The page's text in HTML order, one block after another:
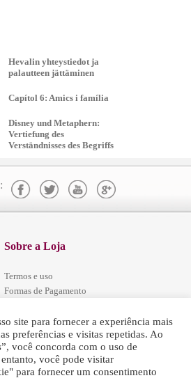
Hevalin yhteystiedot ja
palautteen jättäminen
Capítol 6: Amics i família
Disney und Metaphern:
Vertiefung des
Verständnisses des Begriffs
site para fornecer a experiência mais
preferências e visitas repetidas. Ao
você concorda com o uso de
você pode visitar
para fornecer um consentimento
Sobre a Loja
Termos e uso
Formas de Pagamento
Codigo Defesa do Consumidor
Regulamentos das Promoções
Política de Arrependimento e Trocas